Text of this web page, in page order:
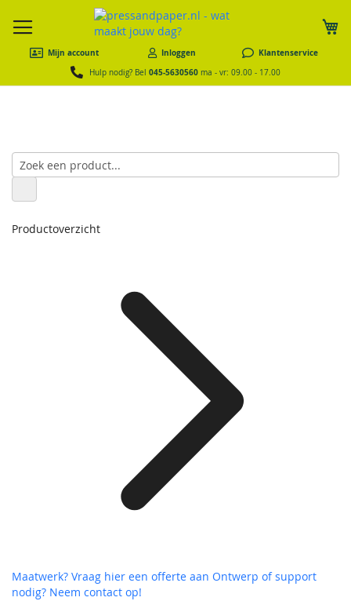
Mijn account Inloggen Klantenservice
Hulp nodig? Bel 045-5630560 ma - vr: 09.00 - 17.00
Productoverzicht
Maatwerk? Vraag hier een offerte aan Ontwerp of support
nodig? Neem contact op!